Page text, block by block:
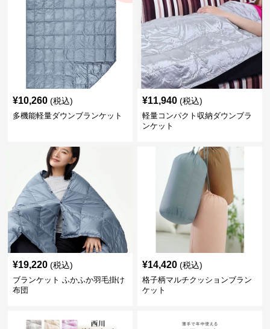
¥10,260 (税込)
多機能軽量ダウンブランケット
¥11,940 (税込)
軽量コンパクト収納ダウンブラ
ンケット
¥19,220 (税込)
ブランケット ふかふか羽毛掛け
布団
¥14,420 (税込)
格子柄マルチクッションブラン
ケット